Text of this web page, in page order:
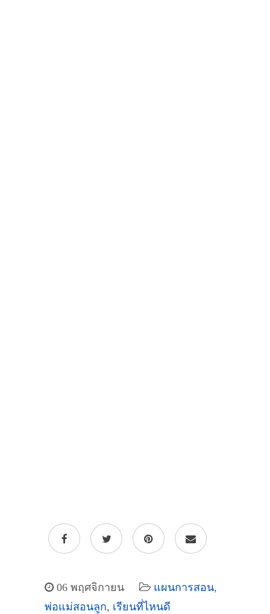
06 พฤศจิกายน แผนการสอน,
พ่อแม่สอนลูก, เรียนที่ไหนดี